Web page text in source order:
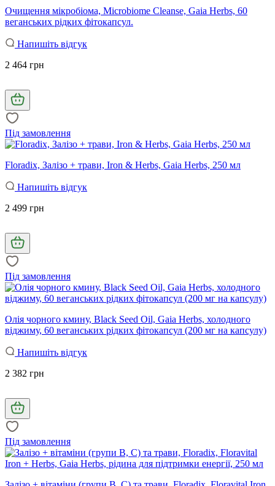
Очищення мікробіома, Microbiome Cleanse, Gaia Herbs, 60
веганських рідких фітокапсул.
Напишіть відгук
2 464 грн
Під замовлення
Floradix, Залізо + трави, Iron & Herbs, Gaia Herbs, 250 мл
Напишіть відгук
2 499 грн
Під замовлення
Олія чорного кмину, Black Seed Oil, Gaia Herbs, холодного
віджиму, 60 веганських рідких фітокапсул (200 мг на капсулу)
Напишіть відгук
2 382 грн
Під замовлення